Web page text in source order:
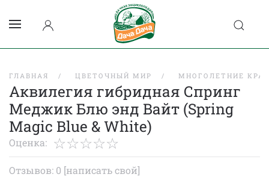
ГЛАВНАЯ ЦВЕТОЧНЫЙ МИР МНОГОЛЕТНИЕ
Аквилегия гибридная Спринг
Меджик Блю энд Вайт (Spring
Magic Blue & White)
Оценка:
Отзывов: 0 [написать свой]